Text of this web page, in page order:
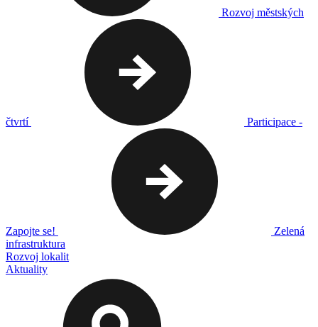
Rozvoj městských
čtvrtí Participace -
Zapojte se!
Zelená
infrastruktura
Rozvoj lokalit
Aktuality